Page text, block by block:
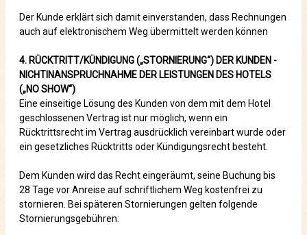
Der Kunde erklärt sich damit einverstanden, dass Rechnungen
auch auf elektronischem Weg übermittelt werden können
4. RÜCKTRITT/KÜNDIGUNG („STORNIERUNG“) DER KUNDEN -
NICHTINANSPRUCHNAHME DER LEISTUNGEN DES HOTELS
(„NO SHOW“)
Eine einseitige Lösung des Kunden von dem mit dem Hotel
geschlossenen Vertrag ist nur möglich, wenn ein
Rücktrittsrecht im Vertrag ausdrücklich vereinbart wurde oder
ein gesetzliches Rücktritts oder Kündigungsrecht besteht.
Dem Kunden wird das Recht eingeräumt, seine Buchung bis
28 Tage vor Anreise auf schriftlichem Weg kostenfrei zu
stornieren. Bei späteren Stornierungen gelten folgende
Stornierungsgebühren: